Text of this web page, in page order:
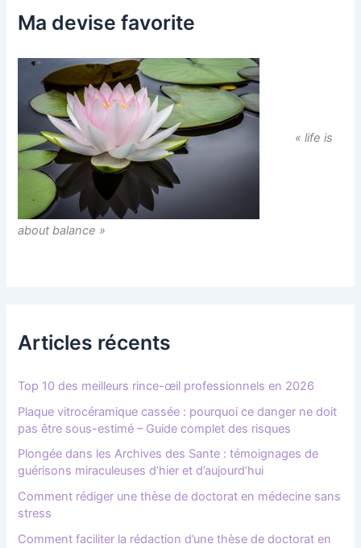
Ma devise favorite
« life is
about balance »
Articles récents
Top 10 des meilleurs rince-œil professionnels en 2026
Plaque vitrocéramique cassée : pourquoi ce danger ne doit
pas être sous-estimé – Guide complet des risques
Plongée dans les Archives des Sante : témoignages de
guérisons miraculeuses d’hier et d’aujourd’hui
Comment rédiger une thèse de doctorat en médecine sans
stress
Comment faciliter la rédaction d’une thèse de doctorat en